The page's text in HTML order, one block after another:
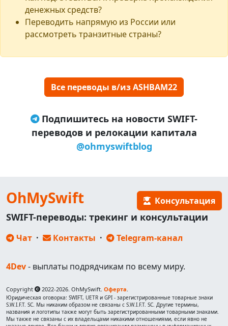
денежных средств?
Переводить напрямую из России или
рассмотреть транзитные страны?
Все переводы в/из ASHBAM22
Подпишитесь на новости SWIFT-
переводов и релокации капитала
@ohmyswiftblog
OhMySwift Консультация
SWIFT-переводы: трекинг и консультации
Чат · Контакты · Telegram-канал
4Dev- выплаты подрядчикам по всему миру.
Copyright 2022-2026. OhMySwift. Оферта.
Юридическая оговорка: SWIFT, UETR и GPI - зарегистрированные товарные знаки
S.W.I.F.T. SC. Мы никаким образом не связаны с S.W.I.F.T. SC. Другие термины,
названия и логотипы также могут быть зарегистрированными товарными знаками.
Мы также не связаны с их владельцами никакими отношениями, если явно не